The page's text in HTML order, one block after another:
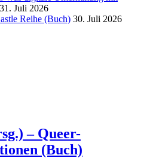
31. Juli 2026
Reihe (Buch) 30. Juli 2026
– Queer-
(Buch)